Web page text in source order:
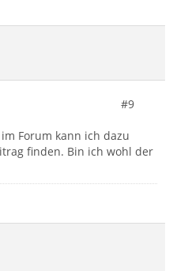
#9
Forum kann ich dazu
finden. Bin ich wohl der